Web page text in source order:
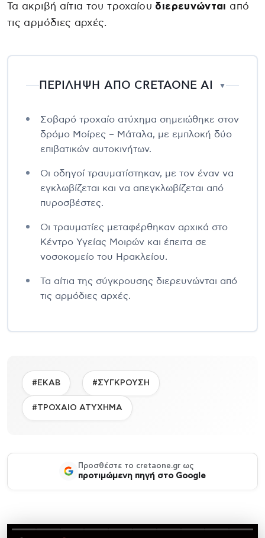
Τα ακριβή αίτια του τροχαίου διερευνώνται από
τις αρμόδιες αρχές.
ΠΕΡΙΛΗΨΗ ΑΠΟ CRETAONE AI ▼
Σοβαρό τροχαίο ατύχημα σημειώθηκε στον
δρόμο Μοίρες – Μάταλα, με εμπλοκή δύο
επιβατικών αυτοκινήτων.
Οι οδηγοί τραυματίστηκαν, με τον έναν να
εγκλωβίζεται και να απεγκλωβίζεται από
πυροσβέστες.
Οι τραυματίες μεταφέρθηκαν αρχικά στο
Κέντρο Υγείας Μοιρών και έπειτα σε
νοσοκομείο του Ηρακλείου.
Τα αίτια της σύγκρουσης διερευνώνται από
τις αρμόδιες αρχές.
#ΕΚΑΒ #ΣΥΓΚΡΟΥΣΗ
#ΤΡΟΧΑΙΟ ΑΤΥΧΗΜΑ
Προσθέστε το cretaone.gr ως
προτιμώμενη πηγή στο Google